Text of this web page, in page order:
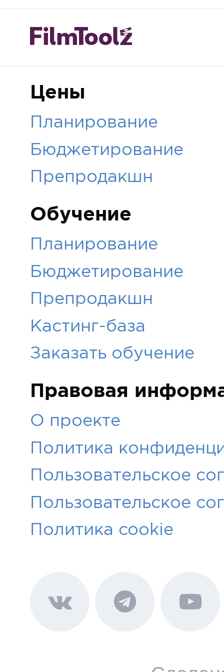
Цены
Планирование
Бюджетирование
Препродакшн
Обучение
Планирование
Бюджетирование
Препродакшн
Кастинг-база
Заказать обучение
Правовая
О проекте
Политика
Пользовательское
Пользовательское
Политика cookie